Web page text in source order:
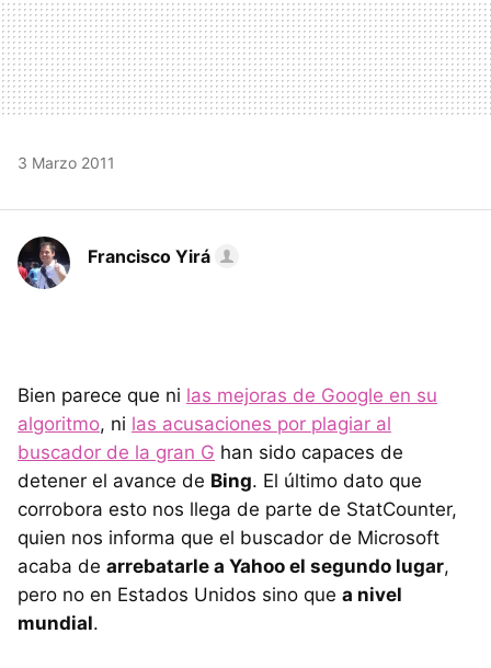
3 Marzo 2011
Francisco Yirá
Bien parece que ni las mejoras de Google en su
algoritmo, ni las acusaciones por plagiar al
buscador de la gran G han sido capaces de
detener el avance de Bing. El último dato que
corrobora esto nos llega de parte de StatCounter,
quien nos informa que el buscador de Microsoft
acaba de arrebatarle a Yahoo el segundo lugar,
pero no en Estados Unidos sino que a nivel
mundial.